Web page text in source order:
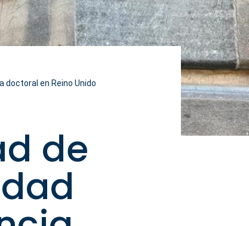
doctoral en Reino Unido
de